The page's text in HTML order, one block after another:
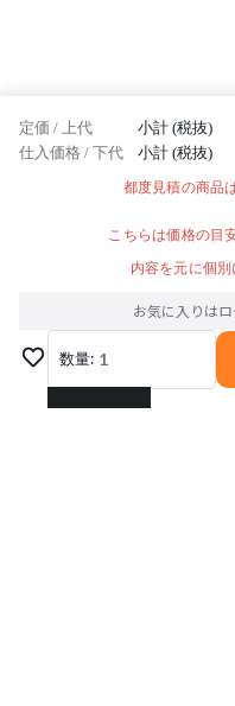
定価 / 上代 小計 (税抜)
仕入価格 / 下代 小計 (税抜)
都度見積の商品
こちらは価格の目
内容を元に個別
お気に入りは
数量: 1
1